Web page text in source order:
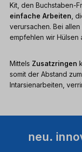
Kit, den Buchstaben-
einfache Arbeiten ,
verursachen. Bei
empfehlen wir Hülsen
Mittels Zusatzringen
somit der Abstand
Intarsienarbeiten,
neu.